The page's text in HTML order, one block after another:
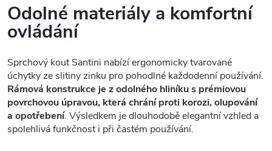
Odolné materiály a komfortní
ovládání
Sprchový kout Santini nabízí ergonomicky tvarované
úchytky ze slitiny zinku pro pohodlné každodenní používání.
Rámová konstrukce je z odolného hliníku s prémiovou
povrchovou úpravou, která chrání proti korozi, olupování
a opotřebení. Výsledkem je dlouhodobě elegantní vzhled a
spolehlivá funkčnost i při častém používání.